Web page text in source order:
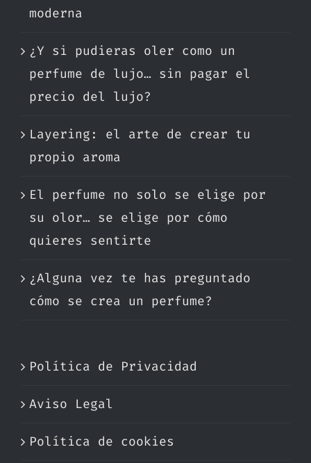
moderna
¿Y si pudieras oler como un
perfume de lujo… sin pagar el
precio del lujo?
Layering: el arte de crear tu
propio aroma
El perfume no solo se elige por
su olor… se elige por cómo
quieres sentirte
¿Alguna vez te has preguntado
cómo se crea un perfume?
Política de Privacidad
Aviso Legal
Política de cookies